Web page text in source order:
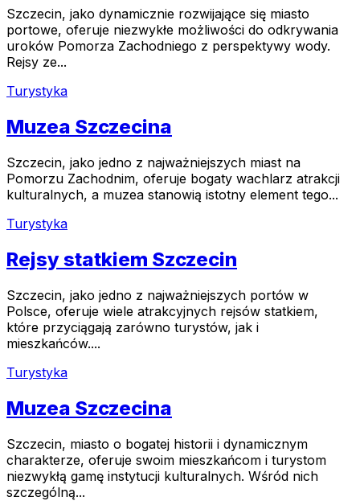
Szczecin, jako dynamicznie rozwijające się miasto
portowe, oferuje niezwykłe możliwości do odkrywania
uroków Pomorza Zachodniego z perspektywy wody.
Rejsy ze...
Turystyka
Muzea Szczecina
Szczecin, jako jedno z najważniejszych miast na
Pomorzu Zachodnim, oferuje bogaty wachlarz atrakcji
kulturalnych, a muzea stanowią istotny element tego...
Turystyka
Rejsy statkiem Szczecin
Szczecin, jako jedno z najważniejszych portów w
Polsce, oferuje wiele atrakcyjnych rejsów statkiem,
które przyciągają zarówno turystów, jak i
mieszkańców....
Turystyka
Muzea Szczecina
Szczecin, miasto o bogatej historii i dynamicznym
charakterze, oferuje swoim mieszkańcom i turystom
niezwykłą gamę instytucji kulturalnych. Wśród nich
szczególną...